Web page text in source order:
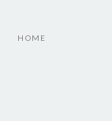
HOME